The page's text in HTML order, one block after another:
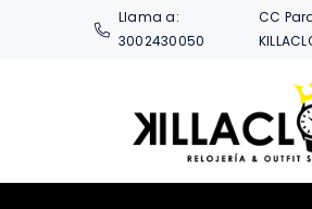
SALTAR AL CONTENIDO
Llama a:
3002430050
CC